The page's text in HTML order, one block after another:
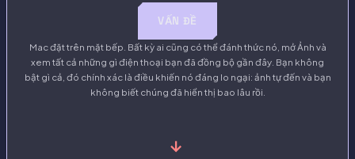
VẤN ĐỀ
Mac đặt trên mặt bếp. Bất kỳ ai cũng có thể đánh thức nó, mở Ảnh và
xem tất cả những gì điện thoại bạn đã đồng bộ gần đây. Bạn không
bật gì cả, đó chính xác là điều khiến nó đáng lo ngại: ảnh tự đến và bạn
không biết chúng đã hiển thị bao lâu rồi.
→